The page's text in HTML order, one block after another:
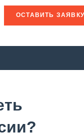
ОСТАВИТЬ ЗАЯВКУ